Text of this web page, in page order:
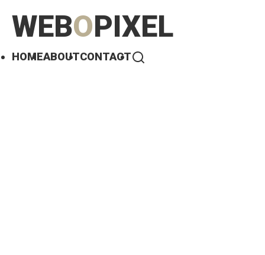
WEBOPIXEL
HOMEABOUTCONTACT